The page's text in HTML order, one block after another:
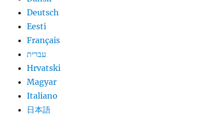
Deutsch
Eesti
Français
עברית
Hrvatski
Magyar
Italiano
日本語